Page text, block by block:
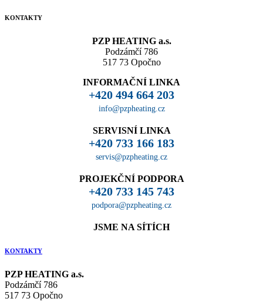
KONTAKTY
PZP HEATING a.s.
Podzámčí 786
517 73 Opočno
INFORMAČNÍ LINKA
+420 494 664 203
info@pzpheating.cz
SERVISNÍ LINKA
+420 733 166 183
servis@pzpheating.cz
PROJEKČNÍ PODPORA
+420 733 145 743
podpora@pzpheating.cz
JSME NA SÍTÍCH
KONTAKTY
PZP HEATING a.s.
Podzámčí 786
517 73 Opočno